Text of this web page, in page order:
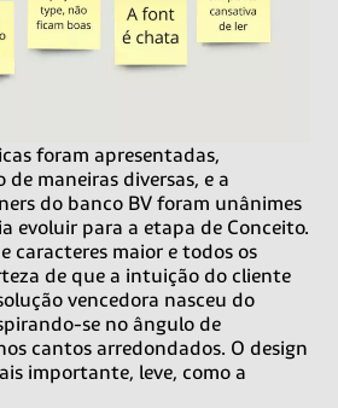
foram apresentadas,
de maneiras diversas, e a
do banco BV foram unânimes
evoluir para a etapa de Conceito.
caracteres maior e todos os
de que a intuição do cliente
vencedora nasceu do
se no ângulo de
cantos arredondados. O design
importante, leve, como a